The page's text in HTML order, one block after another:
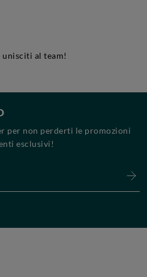
unisciti al team!
per non perderti le promozioni
esclusivi!